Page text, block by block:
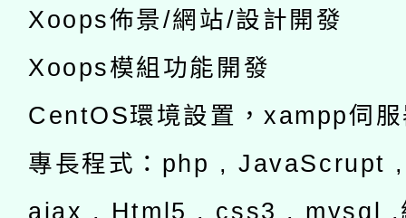
Xoops佈景/網站/設計開發
Xoops模組功能開發
CentOS環境設置，xampp伺
專長程式：php , JavaScrupt
ajax , Html5 , css3 , mysql ,